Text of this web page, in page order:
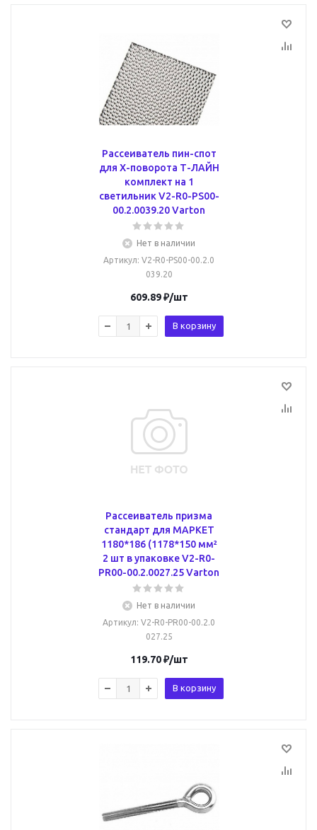
Рассеиватель пин-спот
для X-поворота Т-ЛАЙН
комплект на 1
светильник V2-R0-PS00-
00.2.0039.20 Varton
Нет в наличии
Артикул: V2-R0-PS00-00.2.0
039.20
609.89₽/шт
В корзину
Рассеиватель призма
стандарт для МАРКЕТ
1180*186 (1178*150 мм²
2 шт в упаковке V2-R0-
PR00-00.2.0027.25 Varton
Нет в наличии
Артикул: V2-R0-PR00-00.2.0
027.25
119.70₽/шт
В корзину